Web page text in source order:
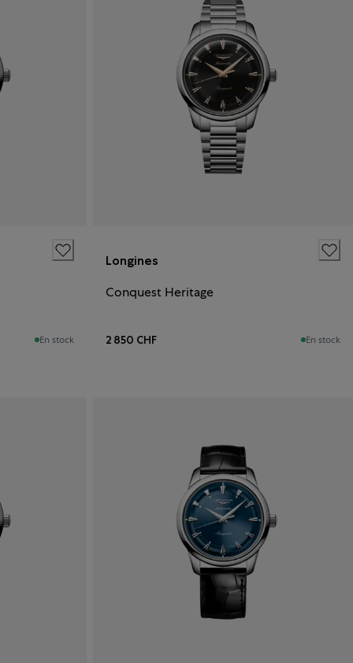
En stock
Longines
Conquest Heritage
2 850 CHF En stock